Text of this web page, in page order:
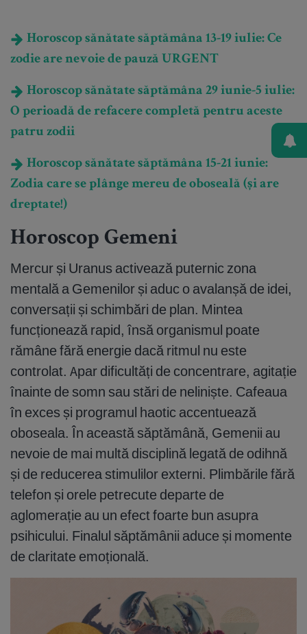
Horoscop sănătate săptămâna 13-19 iulie: Ce
zodie are nevoie de pauză URGENT
Horoscop sănătate săptămâna 29 iunie-5 iulie:
O perioadă de refacere completă pentru aceste
patru zodii
Horoscop sănătate săptămâna 15-21 iunie:
Zodia care se plânge mereu de oboseală (și are
dreptate!)
Horoscop Gemeni
Mercur și Uranus activează puternic zona
mentală a Gemenilor și aduc o avalanșă de idei,
conversații și schimbări de plan. Mintea
funcționează rapid, însă organismul poate
rămâne fără energie dacă ritmul nu este
controlat. Apar dificultăți de concentrare, agitație
înainte de somn sau stări de neliniște. Cafeaua
în exces și programul haotic accentuează
oboseala. În această săptămână, Gemenii au
nevoie de mai multă disciplină legată de odihnă
și de reducerea stimulilor externi. Plimbările fără
telefon și orele petrecute departe de
aglomerație au un efect foarte bun asupra
psihicului. Finalul săptămânii aduce și momente
de claritate emoțională.